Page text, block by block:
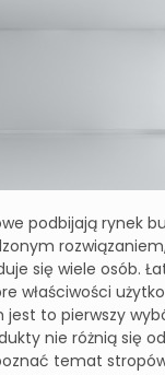
podbijają rynek
się wiele osób.
właściwości
jest to pierwszy
nie różnią się
temat